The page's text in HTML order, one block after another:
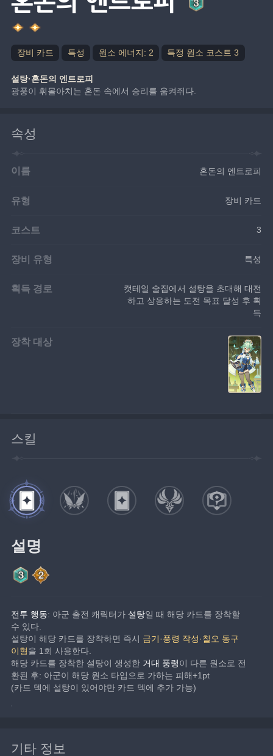
장비 카드 특성 원소 에너지: 2 특정 원소 코스트 3
설탕·혼돈의 엔트로피
광풍이 휘몰아치는 혼돈 속에서 승리를 움켜쥐다.
속성
이름 혼돈의 엔트로피
유형 장비 카드
코스트 3
장비 유형 특성
획득 경로
캣테일 술집에서 설탕을 초대해 대전
하고 상응하는 도전 목표 달성 후 획
득
장착 대상
스킬
설명
전투 행동: 아군 출전 캐릭터가 설탕일 때 해당 카드를 장착할
수 있다.
설탕이 해당 카드를 장착하면 즉시 금기·풍령 작성·칠오 동구
이형을 1회 사용한다.
해당 카드를 장착한 설탕이 생성한 거대 풍령이 다른 원소로 전
환된 후: 아군이 해당 원소 타입으로 가하는 피해+1pt
(카드 덱에 설탕이 있어야만 카드 덱에 추가 가능)
기타 정보